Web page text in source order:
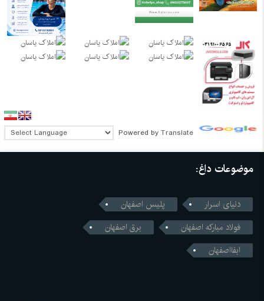
Powered by Translate
موضوعات داغ:
دنیای اسرار
پلیس اصفهان
فولاد مبارکه اصفهان
برق اصفهان
ابفااصفهان